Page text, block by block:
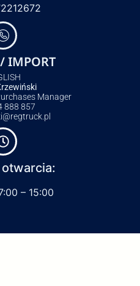
IMPORT
Manager
888 857
– 15:00